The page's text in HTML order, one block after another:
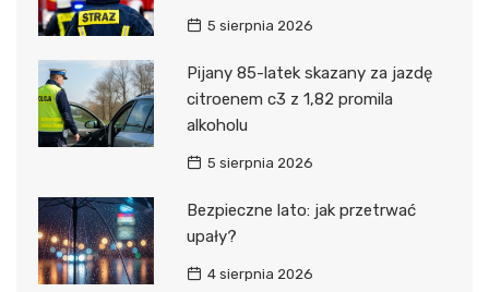
5 sierpnia 2026
Pijany 85-latek skazany za jazdę
citroenem c3 z 1,82 promila
alkoholu
5 sierpnia 2026
Bezpieczne lato: jak przetrwać
upały?
4 sierpnia 2026